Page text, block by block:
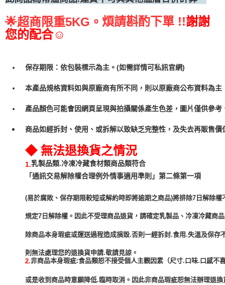
🌟超商限重5KG。 煩請斟酌下單 !!謝謝
您的配合☺
保存期限：依包裝標示為主。(如需詳情可私訊官網)
本產品規格資料如與原廠商有所不同，則以原廠商公布資料為主
產品顏色可能會因網頁呈現與拍攝關係產生色差，圖片僅供參
商品如經拆封、使用、或拆解以致缺乏完整性，及失去再販售
◆ 無法退換貨之情況
1.乳製品類.冷凍冷藏食材類商品類符合
「通訊交易解除權合理例外情事適用準則」第二條第一項
(易於腐敗、保存期限較短或解約時即將逾期之商品)將排除7日解除權
規定7日解除權。因此不受理商品退貨，請確定乳製品、冷凍冷藏商
除商品本身瑕疵或運送過程造成損毀.否則一經拆封.食用.失溫及保存
2.非商品本身瑕疵:食品類恕不接受個人主觀因素（尺寸.口味.口感不
或是收到商品時意願降低.臨時取消。因此非商品瑕疵恕無法辦理退